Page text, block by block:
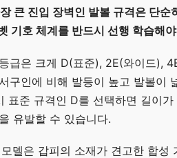
큰 진입 장벽인 발볼 규격은 단순
기호 체계를 반드시 선행 학습해
급은 크게 D(표준), 2E(와이드),
구인에 비해 발등이 높고 발볼이
표준 규격인 D를 선택하면 길이
유발할 수 있습니다.
델은 갑피의 소재가 견고한 합성